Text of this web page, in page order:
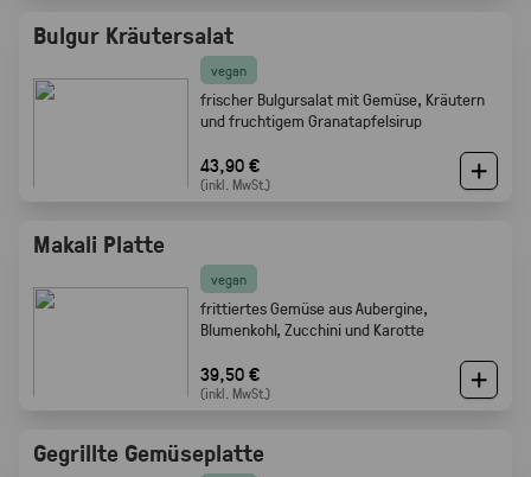
Bulgur Kräutersalat
vegan
frischer Bulgursalat mit Gemüse, Kräutern
und fruchtigem Granatapfelsirup
43,90 €
(inkl. MwSt.)
Makali Platte
vegan
frittiertes Gemüse aus Aubergine,
Blumenkohl, Zucchini und Karotte
39,50 €
(inkl. MwSt.)
Gegrillte Gemüseplatte